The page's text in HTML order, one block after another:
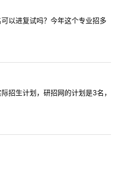
以进复试吗？今年这个专业招多
生计划，研招网的计划是3名，